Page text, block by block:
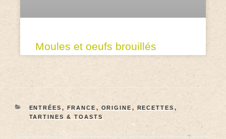
Moules et oeufs brouillés
ENTRÉES , FRANCE , ORIGINE , RECETTES ,
TARTINES & TOASTS